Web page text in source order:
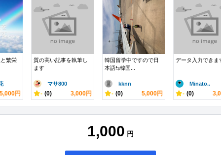
繁栄
5,000円
質の高い記事を執筆し
ます
マサ800
- (0) 3,000円
韓国留学中ですので日
本語⇆韓国...
kknn
- (0) 5,000円
データ入力できま
Minato..
- (0)
1,000 円